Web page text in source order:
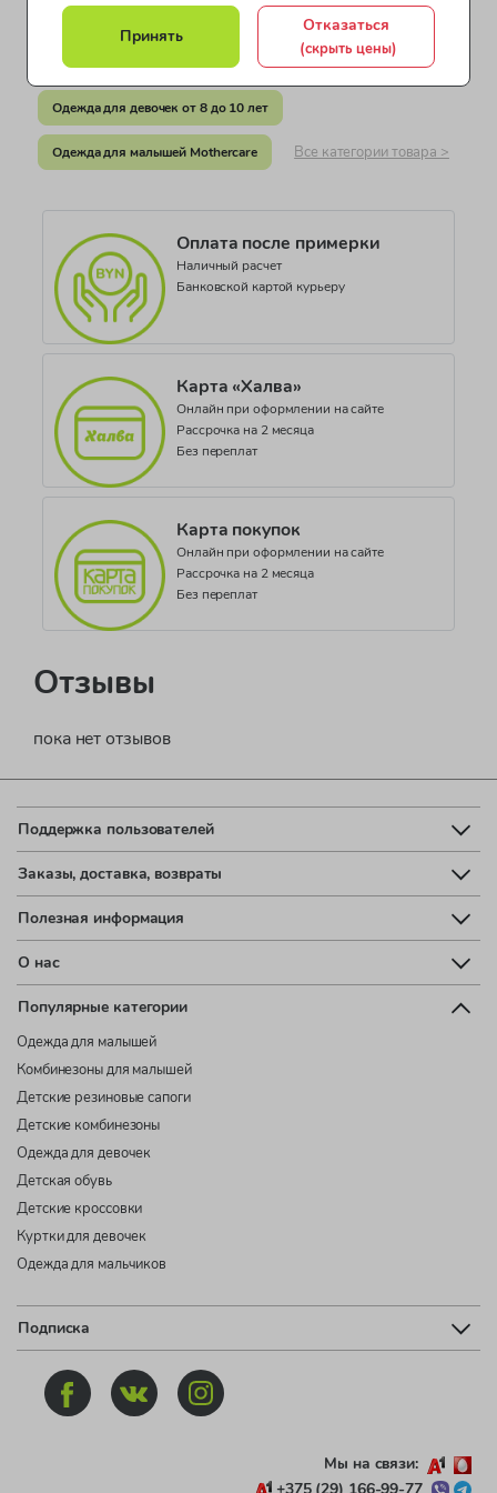
Индия
Документ о соответствии
Коллекция
WARDROBE ESSENTIALS
Одежда для девочек от 3 до 4 лет
Одежда для девочек от 5 до 7 лет
Одежда для девочек от 8 до 10 лет
Одежда для малышей Mothercare Все категории товара >
Оплата после примерки
Наличный расчет
Банковской картой курьеру
Карта «Халва»
Онлайн при оформлении на сайте
Рассрочка на 2 месяца
Без переплат
Карта покупок
Онлайн при оформлении на сайте
Рассрочка на 2 месяца
Без переплат
Отзывы
пока нет отзывов
Поддержка пользователей
Заказы, доставка, возвраты
Полезная информация
О нас
Популярные категории
Одежда для малышей
Комбинезоны для малышей
Детские резиновые сапоги
Детские комбинезоны
Одежда для девочек
Детская обувь
Детские кроссовки
Куртки для девочек
Одежда для мальчиков
Подписка
Мы на связи:
Принять
Отказаться
(скрыть цены)